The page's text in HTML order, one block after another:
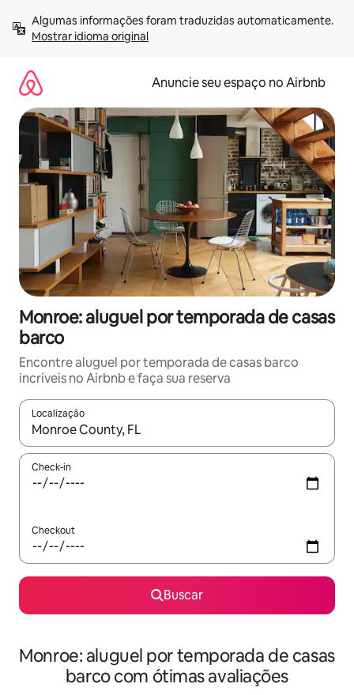
para
Mostrar idioma original
Anuncie seu espaço no Airbnb
Monroe: aluguel por temporada de casas
barco
Encontre aluguel por temporada de casas barco
incríveis no Airbnb e faça sua reserva
Localização
Quando os resultados estiverem disponíveis, explore-os
Check-in
Checkout
Buscar
Monroe: aluguel por temporada de casas
barco com ótimas avaliações